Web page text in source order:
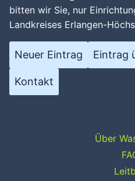
bitten wir Sie, nur
Landkreises Erlangen-
Neuer Eintrag Eintrag
Kontakt
Über